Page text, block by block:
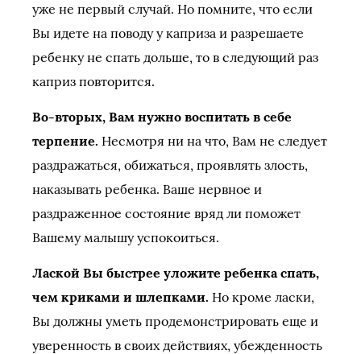
уже не первый случай. Но помните, что если
Вы идете на поводу у каприза и разрешаете
ребенку не спать дольше, то в следующий раз
каприз повторится.
Во-вторых, Вам нужно воспитать в себе
терпение. Несмотря ни на что, Вам не следует
раздражаться, обижаться, проявлять злость,
наказывать ребенка. Ваше нервное и
раздраженное состояние вряд ли поможет
Вашему малышу успокоиться.
Лаской Вы быстрее уложите ребенка спать,
чем криками и шлепками. Но кроме ласки,
Вы должны уметь продемонстрировать еще и
уверенность в своих действиях, убежденность